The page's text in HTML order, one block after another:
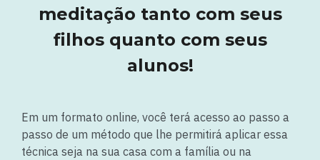
meditação tanto com seus
filhos quanto com seus
alunos!
Em um formato online, você terá acesso ao passo a
passo de um método que lhe permitirá aplicar essa
técnica seja na sua casa com a família ou na